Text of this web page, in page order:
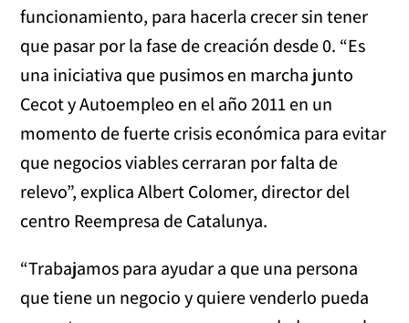
funcionamiento, para hacerla crecer sin tener
que pasar por la fase de creación desde 0. “Es
una iniciativa que pusimos en marcha junto
Cecot y Autoempleo en el año 2011 en un
momento de fuerte crisis económica para evitar
que negocios viables cerraran por falta de
relevo”, explica Albert Colomer, director del
centro Reempresa de Catalunya.
“Trabajamos para ayudar a que una persona
que tiene un negocio y quiere venderlo pueda